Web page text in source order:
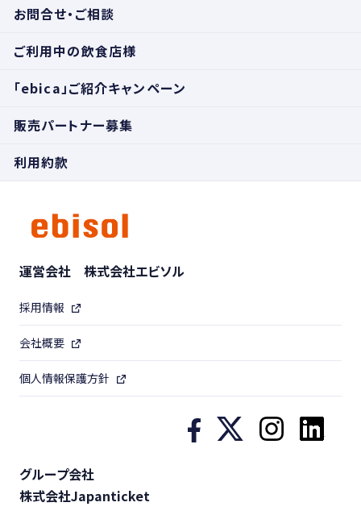
お問合せ・ご相談
ご利用中の飲食店様
「ebica」ご紹介キャンペーン
販売パートナー募集
利用約款
運営会社 株式会社エビソル
採用情報
会社概要
個人情報保護方針
グループ会社
株式会社Japanticket